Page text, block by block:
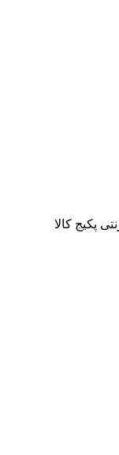
پکیج کالا